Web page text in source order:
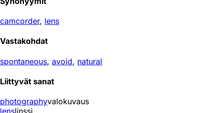
camcorder, lens
Vastakohdat
spontaneous, avoid, natural
Liittyvät sanat
photographyvalokuvaus